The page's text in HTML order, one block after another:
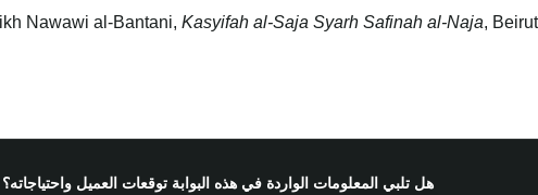
Kasyifah al-Saja Syarh Safinah al-Naja,
هل تلبي المعلومات الواردة في هذه البوابة توقعات العميل واحتياجاته؟